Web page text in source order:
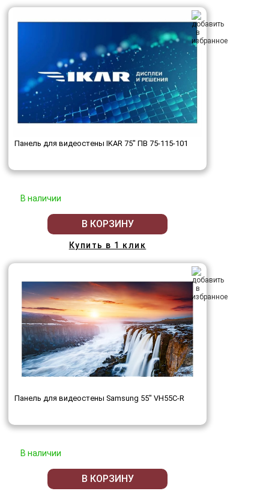
Панель для видеостены IKAR 75" ПВ 75-115-101
В наличии
В КОРЗИНУ
Купить в 1 клик
Панель для видеостены Samsung 55" VH55C-R
В наличии
В КОРЗИНУ